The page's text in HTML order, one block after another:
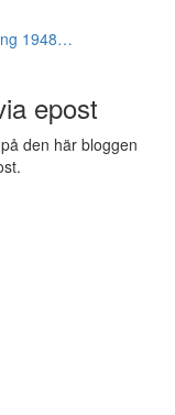
1948…
epost
den här bloggen